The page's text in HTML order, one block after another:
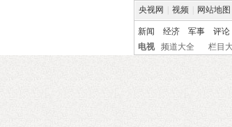
央视网 视频 网站地图
新闻 经济 军事 评论
电视
频道大全 栏目